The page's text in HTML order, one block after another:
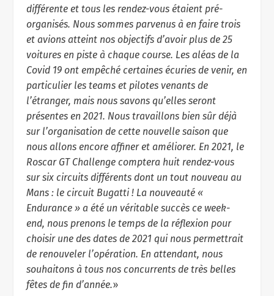
différente et tous les rendez-vous étaient pré-
organisés. Nous sommes parvenus à en faire trois
et avions atteint nos objectifs d’avoir plus de 25
voitures en piste à chaque course. Les aléas de la
Covid 19 ont empêché certaines écuries de venir, en
particulier les teams et pilotes venants de
l’étranger, mais nous savons qu’elles seront
présentes en 2021. Nous travaillons bien sûr déjà
sur l’organisation de cette nouvelle saison que
nous allons encore affiner et améliorer. En 2021, le
Roscar GT Challenge comptera huit rendez-vous
sur six circuits différents dont un tout nouveau au
Mans : le circuit Bugatti ! La nouveauté «
Endurance » a été un véritable succès ce week-
end, nous prenons le temps de la réflexion pour
choisir une des dates de 2021 qui nous permettrait
de renouveler l’opération. En attendant, nous
souhaitons à tous nos concurrents de très belles
fêtes de fin d’année.»